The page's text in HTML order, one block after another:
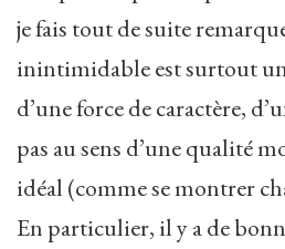
je fais tout de suite
inintimidable est surtout
d’une force de caractère,
pas au sens d’une qualité
idéal (comme se montrer
En particulier, il y a de